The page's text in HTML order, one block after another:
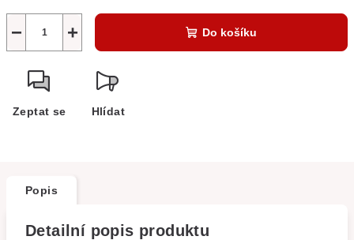
+
− Do košíku
Zeptat se Hlídat
Popis
Detailní popis produktu